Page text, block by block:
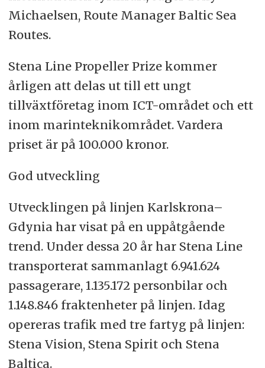
Michaelsen, Route Manager Baltic Sea
Routes.
Stena Line Propeller Prize kommer
årligen att delas ut till ett ungt
tillväxtföretag inom ICT-området och ett
inom marinteknikområdet. Vardera
priset är på 100.000 kronor.
God utveckling
Utvecklingen på linjen Karlskrona–
Gdynia har visat på en uppåtgående
trend. Under dessa 20 år har Stena Line
transporterat sammanlagt 6.941.624
passagerare, 1.135.172 personbilar och
1.148.846 fraktenheter på linjen. Idag
opereras trafik med tre fartyg på linjen:
Stena Vision, Stena Spirit och Stena
Baltica.